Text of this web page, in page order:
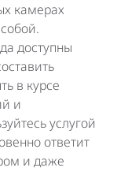
камерах
доступны
в курсе
и
услугой
ответит
и даже